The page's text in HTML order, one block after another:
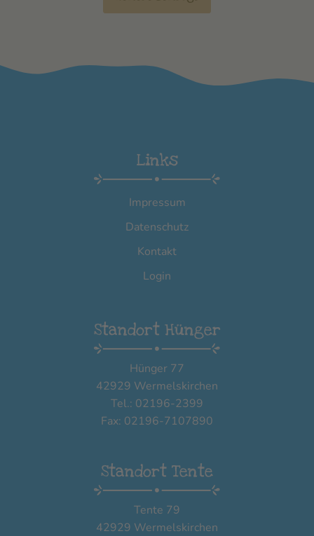
Links
Impressum
Datenschutz
Kontakt
Login
Standort Hünger
Hünger 77
42929 Wermelskirchen
Tel.: 02196-2399
Fax: 02196-7107890
Standort Tente
Tente 79
42929 Wermelskirchen